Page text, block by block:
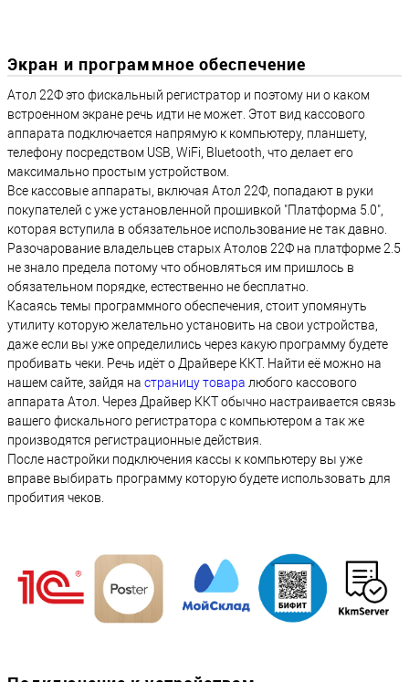
Экран и программное обеспечение
Атол 22Ф это фискальный регистратор и поэтому ни о каком
встроенном экране речь идти не может. Этот вид кассового
аппарата подключается напрямую к компьютеру, планшету,
телефону посредством USB, WiFi, Bluetooth, что делает его
максимально простым устройством.
Все кассовые аппараты, включая Атол 22Ф, попадают в руки
покупателей с уже установленной прошивкой "Платформа 5.0",
которая вступила в обязательное использование не так давно.
Разочарование владельцев старых Атолов 22Ф на платформе 2.5
не знало предела потому что обновляться им пришлось в
обязательном порядке, естественно не бесплатно.
Касаясь темы программного обеспечения, стоит упомянуть
утилиту которую желательно установить на свои устройства,
даже если вы уже определились через какую программу будете
пробивать чеки. Речь идёт о Драйвере ККТ. Найти её можно на
нашем сайте, зайдя на страницу товара любого кассового
аппарата Атол. Через Драйвер ККТ обычно настраивается связь
вашего фискального регистратора с компьютером а так же
производятся регистрационные действия.
После настройки подключения кассы к компьютеру вы уже
вправе выбирать программу которую будете использовать для
пробития чеков.